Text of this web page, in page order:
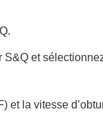
S&Q et
et la vitesse